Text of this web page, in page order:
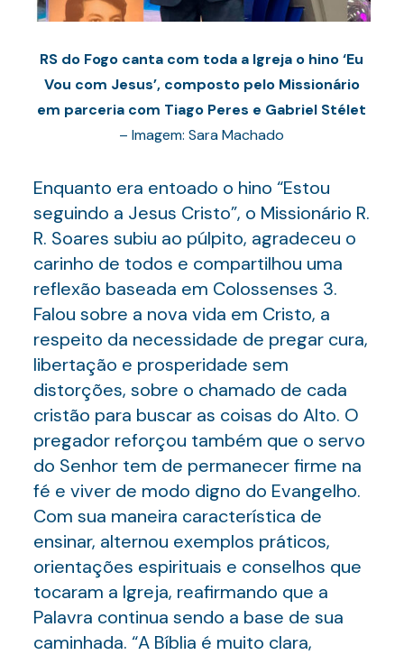
RS do Fogo canta com toda a Igreja o hino ‘Eu
Vou com Jesus’, composto pelo Missionário
em parceria com Tiago Peres e Gabriel Stélet
– Imagem: Sara Machado
Enquanto era entoado o hino “Estou
seguindo a Jesus Cristo”, o Missionário R.
R. Soares subiu ao púlpito, agradeceu o
carinho de todos e compartilhou uma
reflexão baseada em Colossenses 3.
Falou sobre a nova vida em Cristo, a
respeito da necessidade de pregar cura,
libertação e prosperidade sem
distorções, sobre o chamado de cada
cristão para buscar as coisas do Alto. O
pregador reforçou também que o servo
do Senhor tem de permanecer firme na
fé e viver de modo digno do Evangelho.
Com sua maneira característica de
ensinar, alternou exemplos práticos,
orientações espirituais e conselhos que
tocaram a Igreja, reafirmando que a
Palavra continua sendo a base de sua
caminhada. “A Bíblia é muito clara,